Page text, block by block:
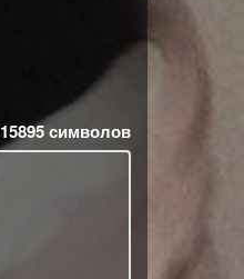
15895символов